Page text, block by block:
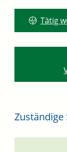
Tätig
Zuständige